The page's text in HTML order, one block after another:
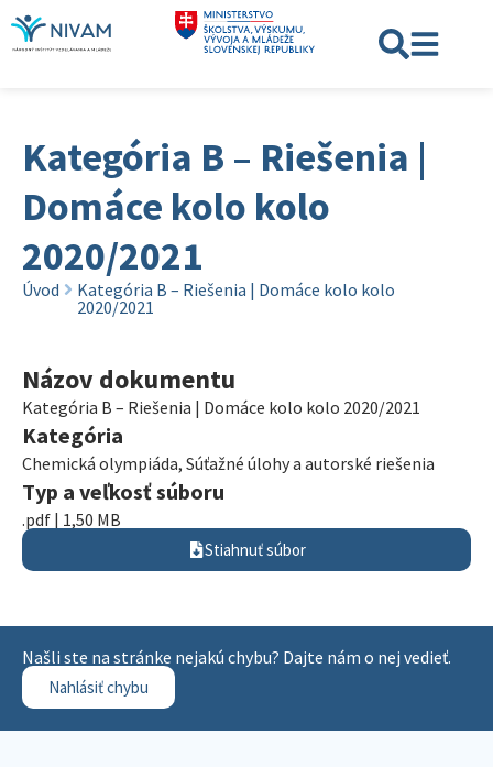
Kategória B – Riešenia |
Domáce kolo kolo
2020/2021
Úvod
Kategória B – Riešenia | Domáce kolo kolo
2020/2021
Názov dokumentu
Kategória B – Riešenia | Domáce kolo kolo 2020/2021
Kategória
Chemická olympiáda, Súťažné úlohy a autorské riešenia
Typ a veľkosť súboru
.pdf | 1,50 MB
Stiahnuť súbor
Našli ste na stránke nejakú chybu? Dajte nám o nej vedieť.
Nahlásiť chybu